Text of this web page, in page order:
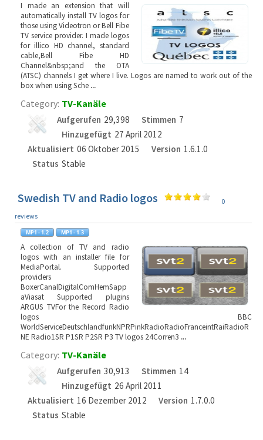
I made an extension that will
automatically install TV logos for
those using Videotron or Bell Fibe
TV service provider. I made logos
for illico HD channel, standard
cable,Bell Fibe HD
Channel&nbsp;and the OTA
(ATSC) channels I get where I live. Logos are named to work out of the
box when using Sche ...
Category: TV-Kanäle
Aufgerufen 29,398 Stimmen 7
Hinzugefügt 27 April 2012
Aktualisiert 06 Oktober 2015 Version 1.6.1.0
Status Stable
Swedish TV and Radio logos
0
reviews
A collection of TV and radio
logos with an installer file for
MediaPortal. Supported
providers
BoxerCanalDigitalComHemSapp
aViasat Supported plugins
ARGUS TVFor the Record Radio
logos BBC
WorldServiceDeutschlandfunkNPRPinkRadioRadioFranceintRaiRadioR
NE Radio1SR P1SR P2SR P3 TV logos 24Corren3 ...
Category: TV-Kanäle
Aufgerufen 30,913 Stimmen 14
Hinzugefügt 26 April 2011
Aktualisiert 16 Dezember 2012 Version 1.7.0.0
Status Stable